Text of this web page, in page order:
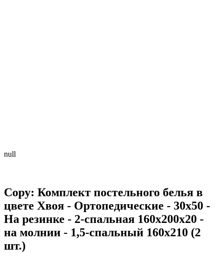
null
Copy: Комплект постельного белья в
цвете Хвоя - Ортопедические - 30х50 -
На резинке - 2-спальная 160х200х20 -
на молнии - 1,5-спальный 160х210 (2
шт.)